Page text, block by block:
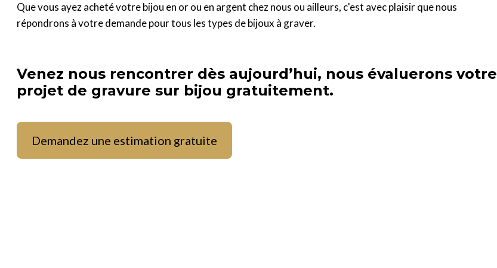
Que vous ayez acheté votre bijou en or ou en argent chez nous ou ailleurs, c'est avec plaisir que nous
répondrons à votre demande pour tous les types de bijoux à graver.
Venez nous rencontrer dès aujourd’hui, nous évaluerons votre
projet de gravure sur bijou gratuitement.
Demandez une estimation gratuite